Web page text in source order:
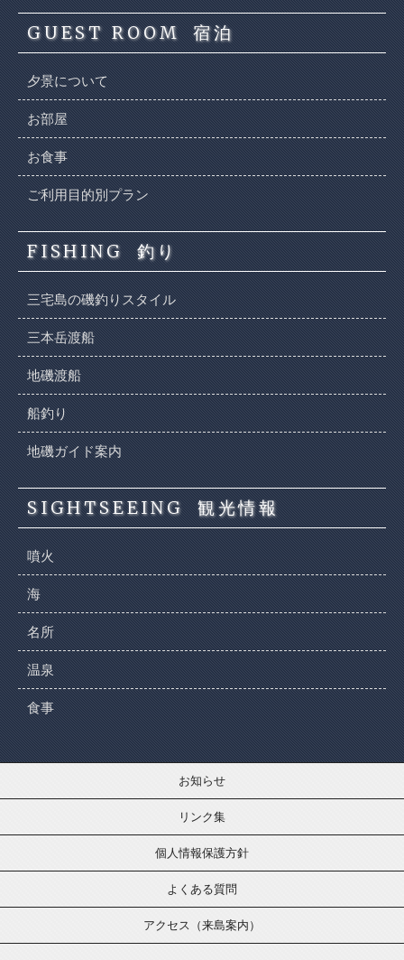
GUEST ROOM 宿泊
夕景について
お部屋
お食事
ご利用目的別プラン
FISHING 釣り
三宅島の磯釣りスタイル
三本岳渡船
地磯渡船
船釣り
地磯ガイド案内
SIGHTSEEING 観光情報
噴火
海
名所
温泉
食事
お知らせ
リンク集
個人情報保護方針
よくある質問
アクセス（来島案内）